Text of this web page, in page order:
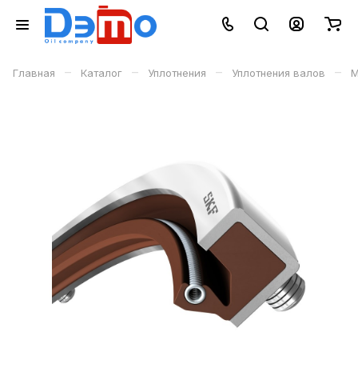
Главная – Каталог – Уплотнения – Уплотнения валов –